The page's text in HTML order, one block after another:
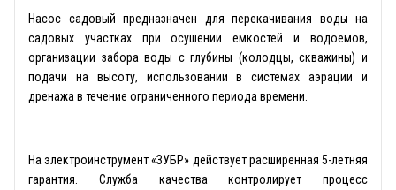
Насос садовый предназначен для перекачивания воды на
садовых участках при осушении емкостей и водоемов,
организации забора воды с глубины (колодцы, скважины) и
подачи на высоту, использовании в системах аэрации и
дренажа в течение ограниченного периода времени.
На электроинструмент «ЗУБР» действует расширенная 5-летняя
гарантия. Служба качества контролирует процесс